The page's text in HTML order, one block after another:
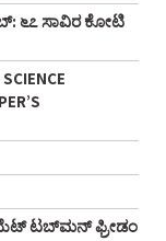
೬೭ ಸಾವಿರ ಕೋಟಿ
ಟಬ್‌ಮನ್ ಫ್ರೀಡಂ